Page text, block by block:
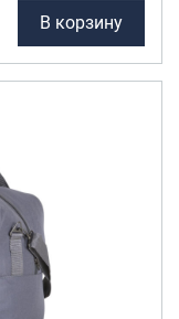
В корзину